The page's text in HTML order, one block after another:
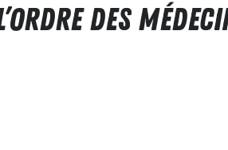
des